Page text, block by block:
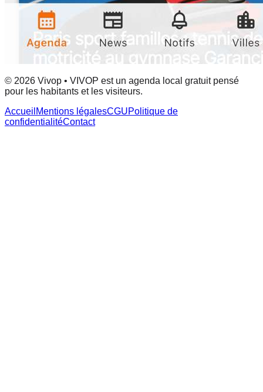
© 2026 Vivop • VIVOP est un agenda local gratuit pensé
pour les habitants et les visiteurs.
Accueil Mentions légalesCGUPolitique de
confidentialitéContact